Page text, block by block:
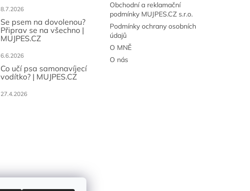
8.7.2026
Se psem na dovolenou?
Připrav se na všechno |
MUJPES.CZ
6.6.2026
Co učí psa samonavíjecí
vodítko? | MUJPES.CZ
27.4.2026
Obchodní a reklamační
podmínky MUJPES.CZ s.r.o.
Podmínky ochrany osobních
údajů
O MNĚ
O nás